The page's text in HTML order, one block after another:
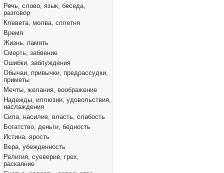
Речь, слово, язык, беседа,
разговор
Клевета, молва, сплетня
Время
Жизнь, память
Смерть, забвение
Ошибки, заблуждения
Обычаи, привычки, предрассудки,
приметы
Мечты, желания, воображение
Надежды, иллюзии, удовольствия,
наслаждения
Сила, насилие, власть, слабость
Богатство, деньги, бедность
Истина, ярость
Вера, убежденность
Религия, суеверие, грех,
раскаяние